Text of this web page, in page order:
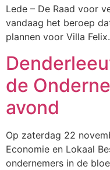
Lede – De Raad voor
vandaag het beroep
plannen voor Villa Felix.
de
avond
Op zaterdag 22
Economie en Lokaal
ondernemers in de